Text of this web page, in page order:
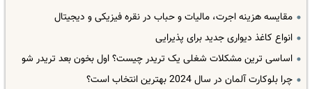
مقایسه هزینه اجرت، مالیات و حباب در نقره فیزیکی و دیجیتال
انواع کاغذ دیواری جدید برای پذیرایی
اساسی ترین مشکلات شغلی یک تریدر چیست؟ اول بخون بعد تریدر شو
چرا بلوکارت آلمان در سال 2024 بهترین انتخاب است؟